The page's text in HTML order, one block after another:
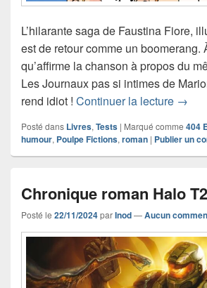
L’hilarante saga de Faustina Fiore,
est de retour comme un boomerang.
qu’affirme la chanson à propos du
Les Journaux pas si intimes de
rend idiot ! Continuer la lecture →
Posté dans Livres, Tests | Marqué comme 404
humour, Poulpe Fictions, roman | Publier un
Chronique roman Halo
Posté le 22/11/2024parInod—Aucun